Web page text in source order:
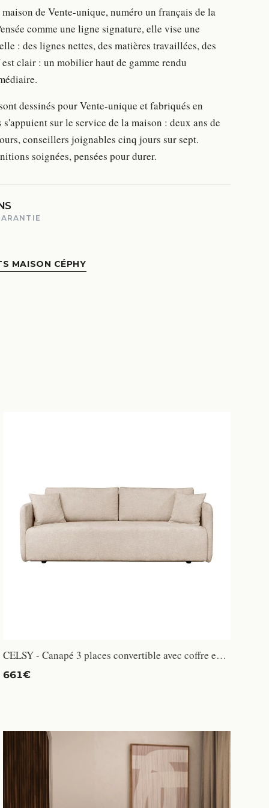
de Vente-unique, numéro un français de la
comme une ligne signature, elle vise une
: des lignes nettes, des matières travaillées, des
clair : un mobilier haut de gamme rendu
dessinés pour Vente-unique et fabriqués en
sur le service de la maison : deux ans de
conseillers joignables cinq jours sur sept.
soignées, pensées pour durer.
MAISON CÉPHY
CELSY - Canapé 3 places convertible avec coffre en tissu beige
661€